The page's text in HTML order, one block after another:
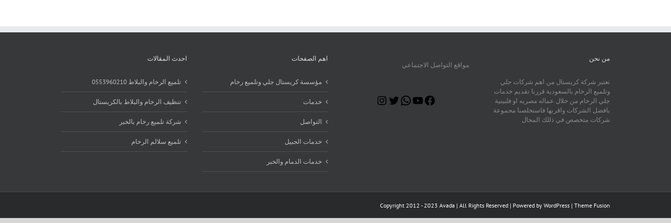
من نحن
تعتبر شركة كريستال من اهم شركات جلي
وتلميع الرخام بالسعودية قررنا تقديم خدمات
جلي الرخام من خلال عماله مصريه او فلبينية
بافضل الشركات واقربها فاستخلصنا مجموعة
شركات متخصص في ذللك المجال
مواقع التواصل الاجتماعي
Facebook
YouTube
WhatsApp
Twitter
اهم الصفحات
مؤسسة كريستال جلي وتلميع رخام
خدمات
التواصل
خدمات الجبيل
خدمات الدمام والخبر
احدث المقالات
تلميع الرخام والبلاط 0553960210
تنظيف الرخام والبلاط بالكريستال
شركة تلميع رخام بالخبر
تلميع سلالم الرخام
Copyright 2012 - 2023 Avada | All Rights Reserved | Powered by WordPress | Theme Fusion